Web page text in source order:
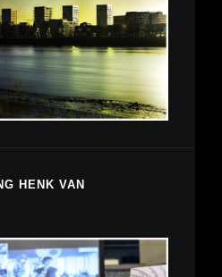
HENK VAN